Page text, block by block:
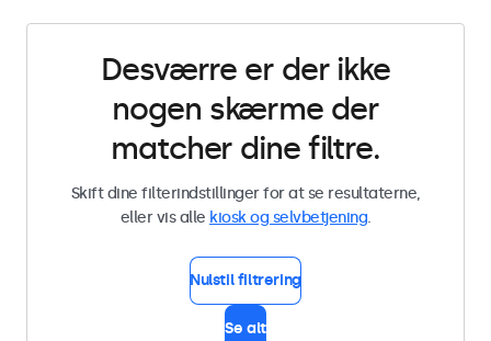
Desværre er der ikke
nogen skærme der
matcher dine filtre.
Skift dine filterindstillinger for at se resultaterne,
eller vis alle kiosk og selvbetjening.
Nulstil filtrering
Se alt